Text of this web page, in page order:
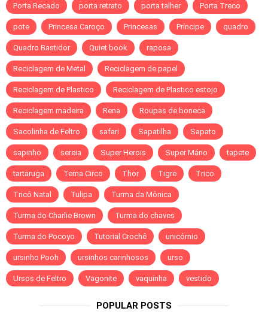
Porta Recado porta retrato porta talher Porta Treco
pote Princesa Caroço Princesas Príncipe quadro
Quadro Bastidor Quiet book raposa
Reciclagem de Metal Reciclagem de papel
Reciclagem de Plastico Reciclagem de Plastico estojo
Reciclagem madeira Rena Roupas de boneca
Sacolinha de Feltro safari Sapatilha Sapato
sapinho sereia Super Herois Super Mário tapete
tartaruga Tema Circo Thor Tigre Trico
Tricô Natal Tulipa Turma da Mônica
Turma do Charlie Brown Turma do chaves
Turma do Pocoyo Tutorial Crochê unicórnio
ursinho Pooh ursinhos carinhosos urso
Ursos de Feltro Vagonite vaquinha vestido
POPULAR POSTS